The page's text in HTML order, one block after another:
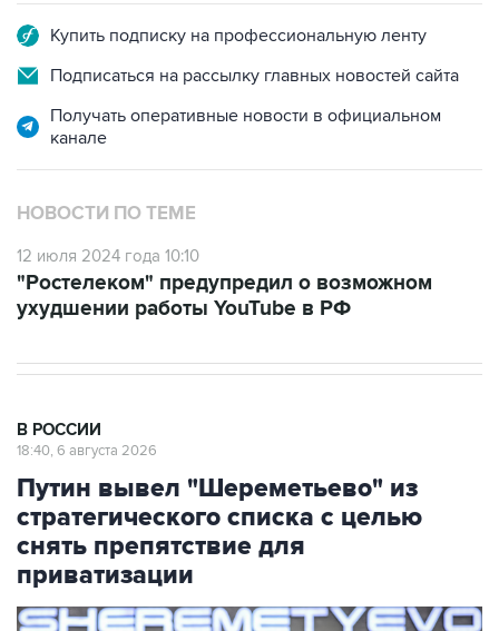
Купить подписку на профессиональную ленту
Подписаться на рассылку главных новостей сайта
Получать оперативные новости в официальном
канале
НОВОСТИ ПО ТЕМЕ
12 июля 2024 года 10:10
"Ростелеком" предупредил о возможном
ухудшении работы YouTube в РФ
В РОССИИ
18:40, 6 августа 2026
Путин вывел "Шереметьево" из
стратегического списка с целью
снять препятствие для
приватизации